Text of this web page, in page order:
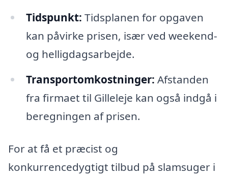
Tidspunkt: Tidsplanen for opgaven
kan påvirke prisen, især ved weekend-
og helligdagsarbejde.
Transportomkostninger: Afstanden
fra firmaet til Gilleleje kan også indgå i
beregningen af prisen.
For at få et præcist og
konkurrencedygtigt tilbud på slamsuger i